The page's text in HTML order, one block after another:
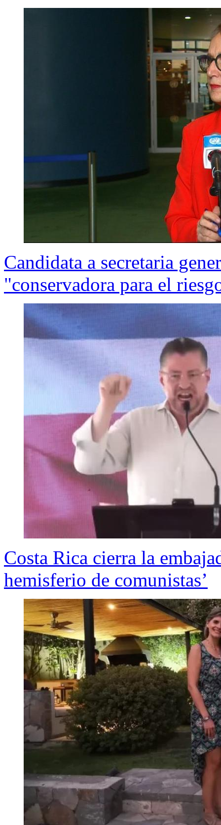
Candidata a secretaria
"conservadora para el
Costa Rica cierra la
hemisferio de comunistas’